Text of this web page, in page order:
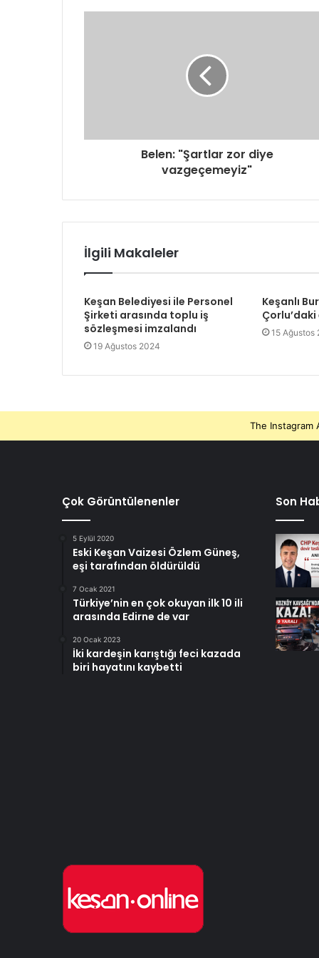
g
n
Belen: "Şartlar zor diye
vazgeçemeyiz"
İlgili Makaleler
Keşan Belediyesi ile Personel
Şirketi arasında toplu iş
sözleşmesi imzalandı
19 Ağustos 2024
Keşanlı
15 Ağustos
The Instagram
Çok Görüntülenenler
5 Eylül 2020
Eski Keşan Vaizesi Özlem Güneş,
eşi tarafından öldürüldü
7 Ocak 2021
Türkiye’nin en çok okuyan ilk 10 ili
arasında Edirne de var
20 Ocak 2023
İki kardeşin karıştığı feci kazada
biri hayatını kaybetti
Son